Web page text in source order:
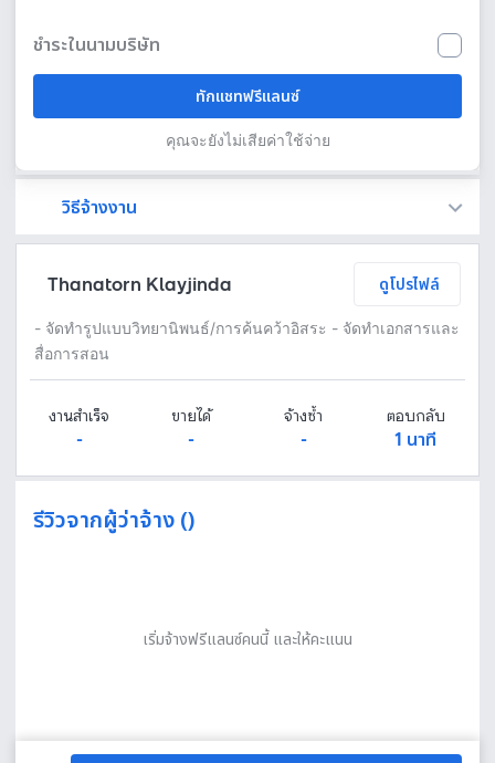
ชำระในนามบริษัท
ทักแชทฟรีแลนซ์
คุณจะยังไม่เสียค่าใช้จ่าย
วิธีจ้างงาน
Thanatorn Klayjinda ดูโปรไฟล์
- จัดทำรูปแบบวิทยานิพนธ์/การค้นคว้าอิสระ - จัดทำเอกสารและ
สื่อการสอน
งานสำเร็จ
-
ขายได้
-
จ้างซ้ำ
-
ตอบกลับ
1 นาที
รีวิวจากผู้ว่าจ้าง ()
เริ่มจ้างฟรีแลนซ์คนนี้ และให้คะแนน